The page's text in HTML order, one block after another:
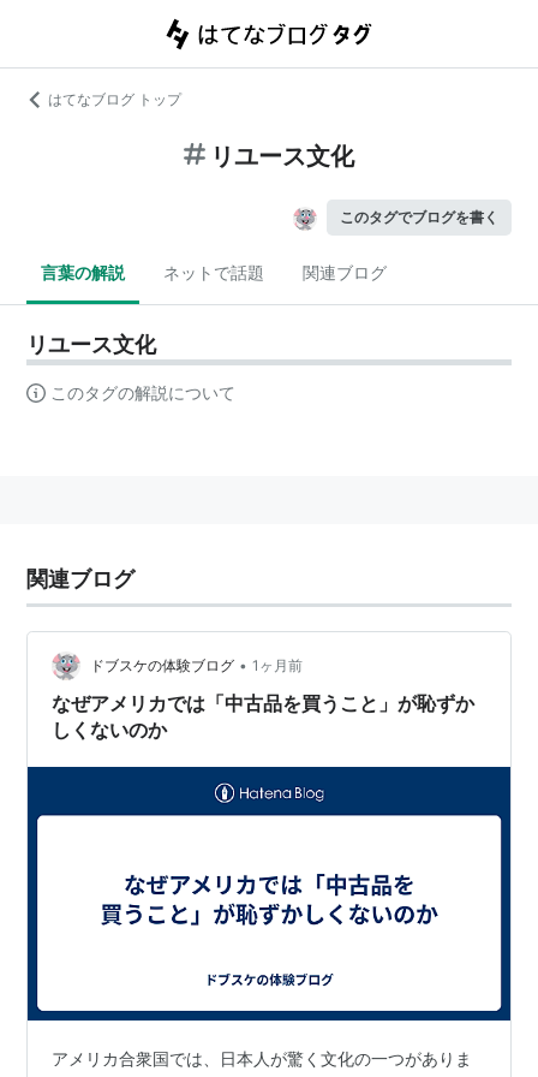
はてなブログ トップ
リユース文化
このタグでブログを書く
言葉の解説 ネットで話題 関連ブログ
リユース文化
このタグの解説について
関連ブログ
ドブスケの体験ブログ • 1ヶ月前
なぜアメリカでは「中古品を買うこと」が恥ずか
しくないのか
アメリカ合衆国では、日本人が驚く文化の一つがありま